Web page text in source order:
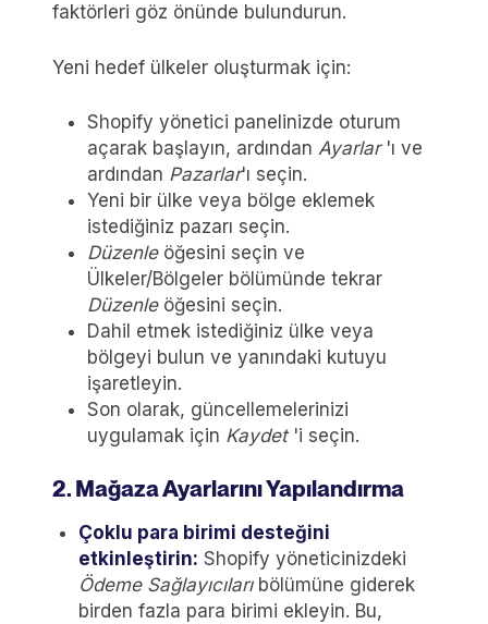
faktörleri göz önünde bulundurun.
Yeni hedef ülkeler oluşturmak için:
Shopify yönetici panelinizde oturum
açarak başlayın, ardından Ayarlar'ı ve
ardından Pazarlar'ı seçin.
Yeni bir ülke veya bölge eklemek
istediğiniz pazarı seçin.
Düzenleöğesini seçin ve
Ülkeler/Bölgeler bölümünde tekrar
Düzenleöğesini seçin.
Dahil etmek istediğiniz ülke veya
bölgeyi bulun ve yanındaki kutuyu
işaretleyin.
Son olarak, güncellemelerinizi
uygulamak için Kaydet'i seçin.
2. Mağaza Ayarlarını Yapılandırma
Çoklu para birimi desteğini
etkinleştirin: Shopify yöneticinizdeki
Ödeme Sağlayıcılarıbölümüne giderek
birden fazla para birimi ekleyin. Bu,